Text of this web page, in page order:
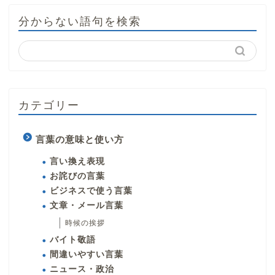
分からない語句を検索
カテゴリー
言葉の意味と使い方
言い換え表現
お詫びの言葉
ビジネスで使う言葉
文章・メール言葉
時候の挨拶
バイト敬語
間違いやすい言葉
ニュース・政治